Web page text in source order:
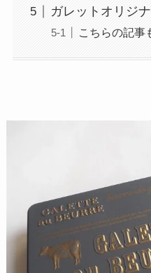
ガレットオリジ
こちらの記事